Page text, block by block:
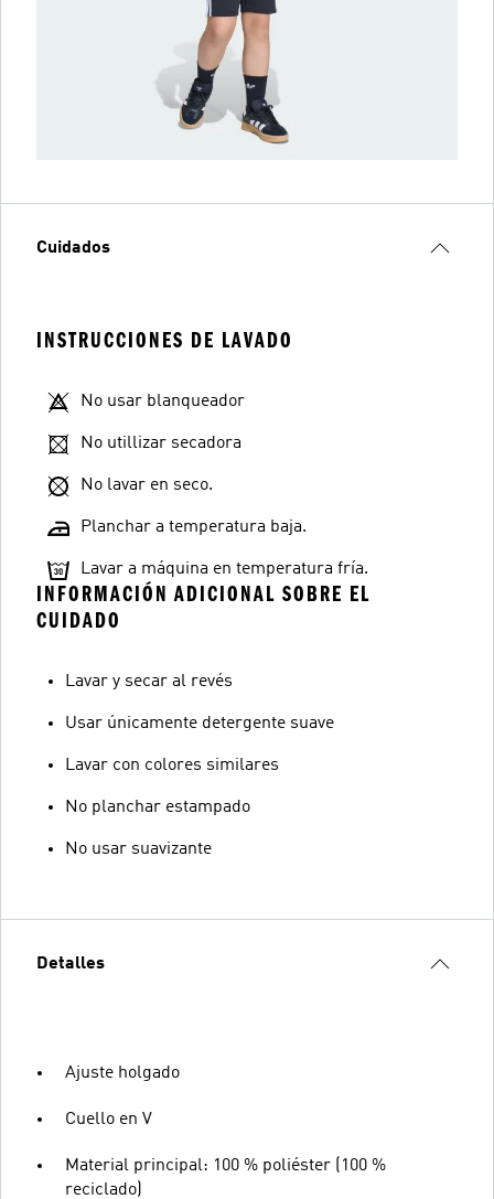
Cuidados
INSTRUCCIONES DE LAVADO
No usar blanqueador
No utillizar secadora
No lavar en seco.
Planchar a temperatura baja.
Lavar a máquina en temperatura fría.
INFORMACIÓN ADICIONAL SOBRE EL
CUIDADO
Lavar y secar al revés
Usar únicamente detergente suave
Lavar con colores similares
No planchar estampado
No usar suavizante
Detalles
Ajuste holgado
Cuello en V
Material principal: 100 % poliéster (100 %
reciclado)